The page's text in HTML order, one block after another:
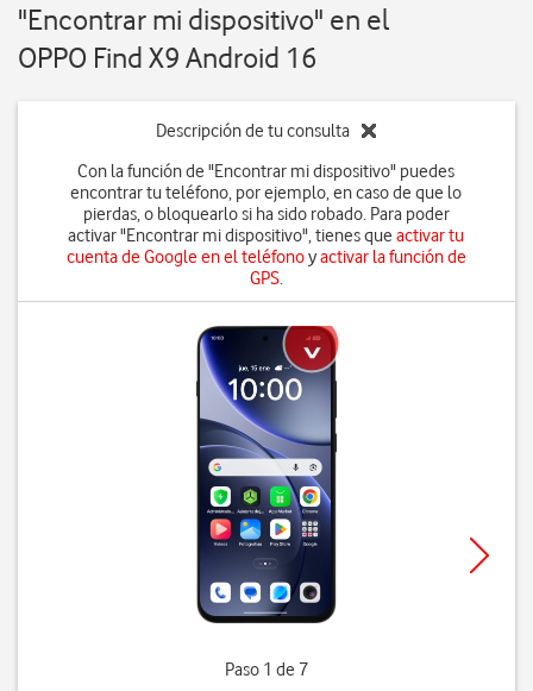
"Encontrar mi dispositivo" en el
OPPO Find X9 Android 16
Descripción de tu consulta
Con la función de "Encontrar mi dispositivo" puedes
encontrar tu teléfono, por ejemplo, en caso de que lo
pierdas, o bloquearlo si ha sido robado. Para poder
activar "Encontrar mi dispositivo", tienes queactivar tu
cuenta de Google en el teléfonoyactivar la función de
GPS.
Paso 1 de 7